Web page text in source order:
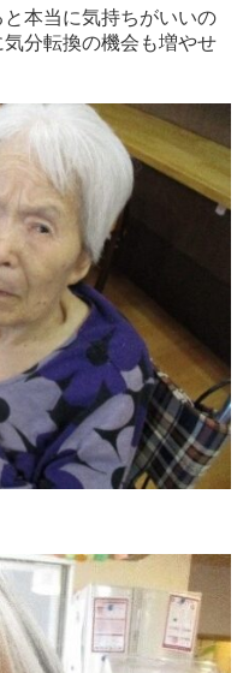
と本当に気持ちがいいの
分転換の機会も増やせ